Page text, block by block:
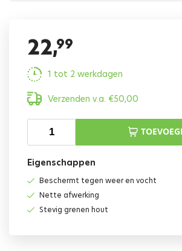
22,99
1 tot 2 werkdagen
Verzenden v.a. €50,00
Eigenschappen
Beschermt tegen weer en vocht
Nette afwerking
Stevig grenen hout